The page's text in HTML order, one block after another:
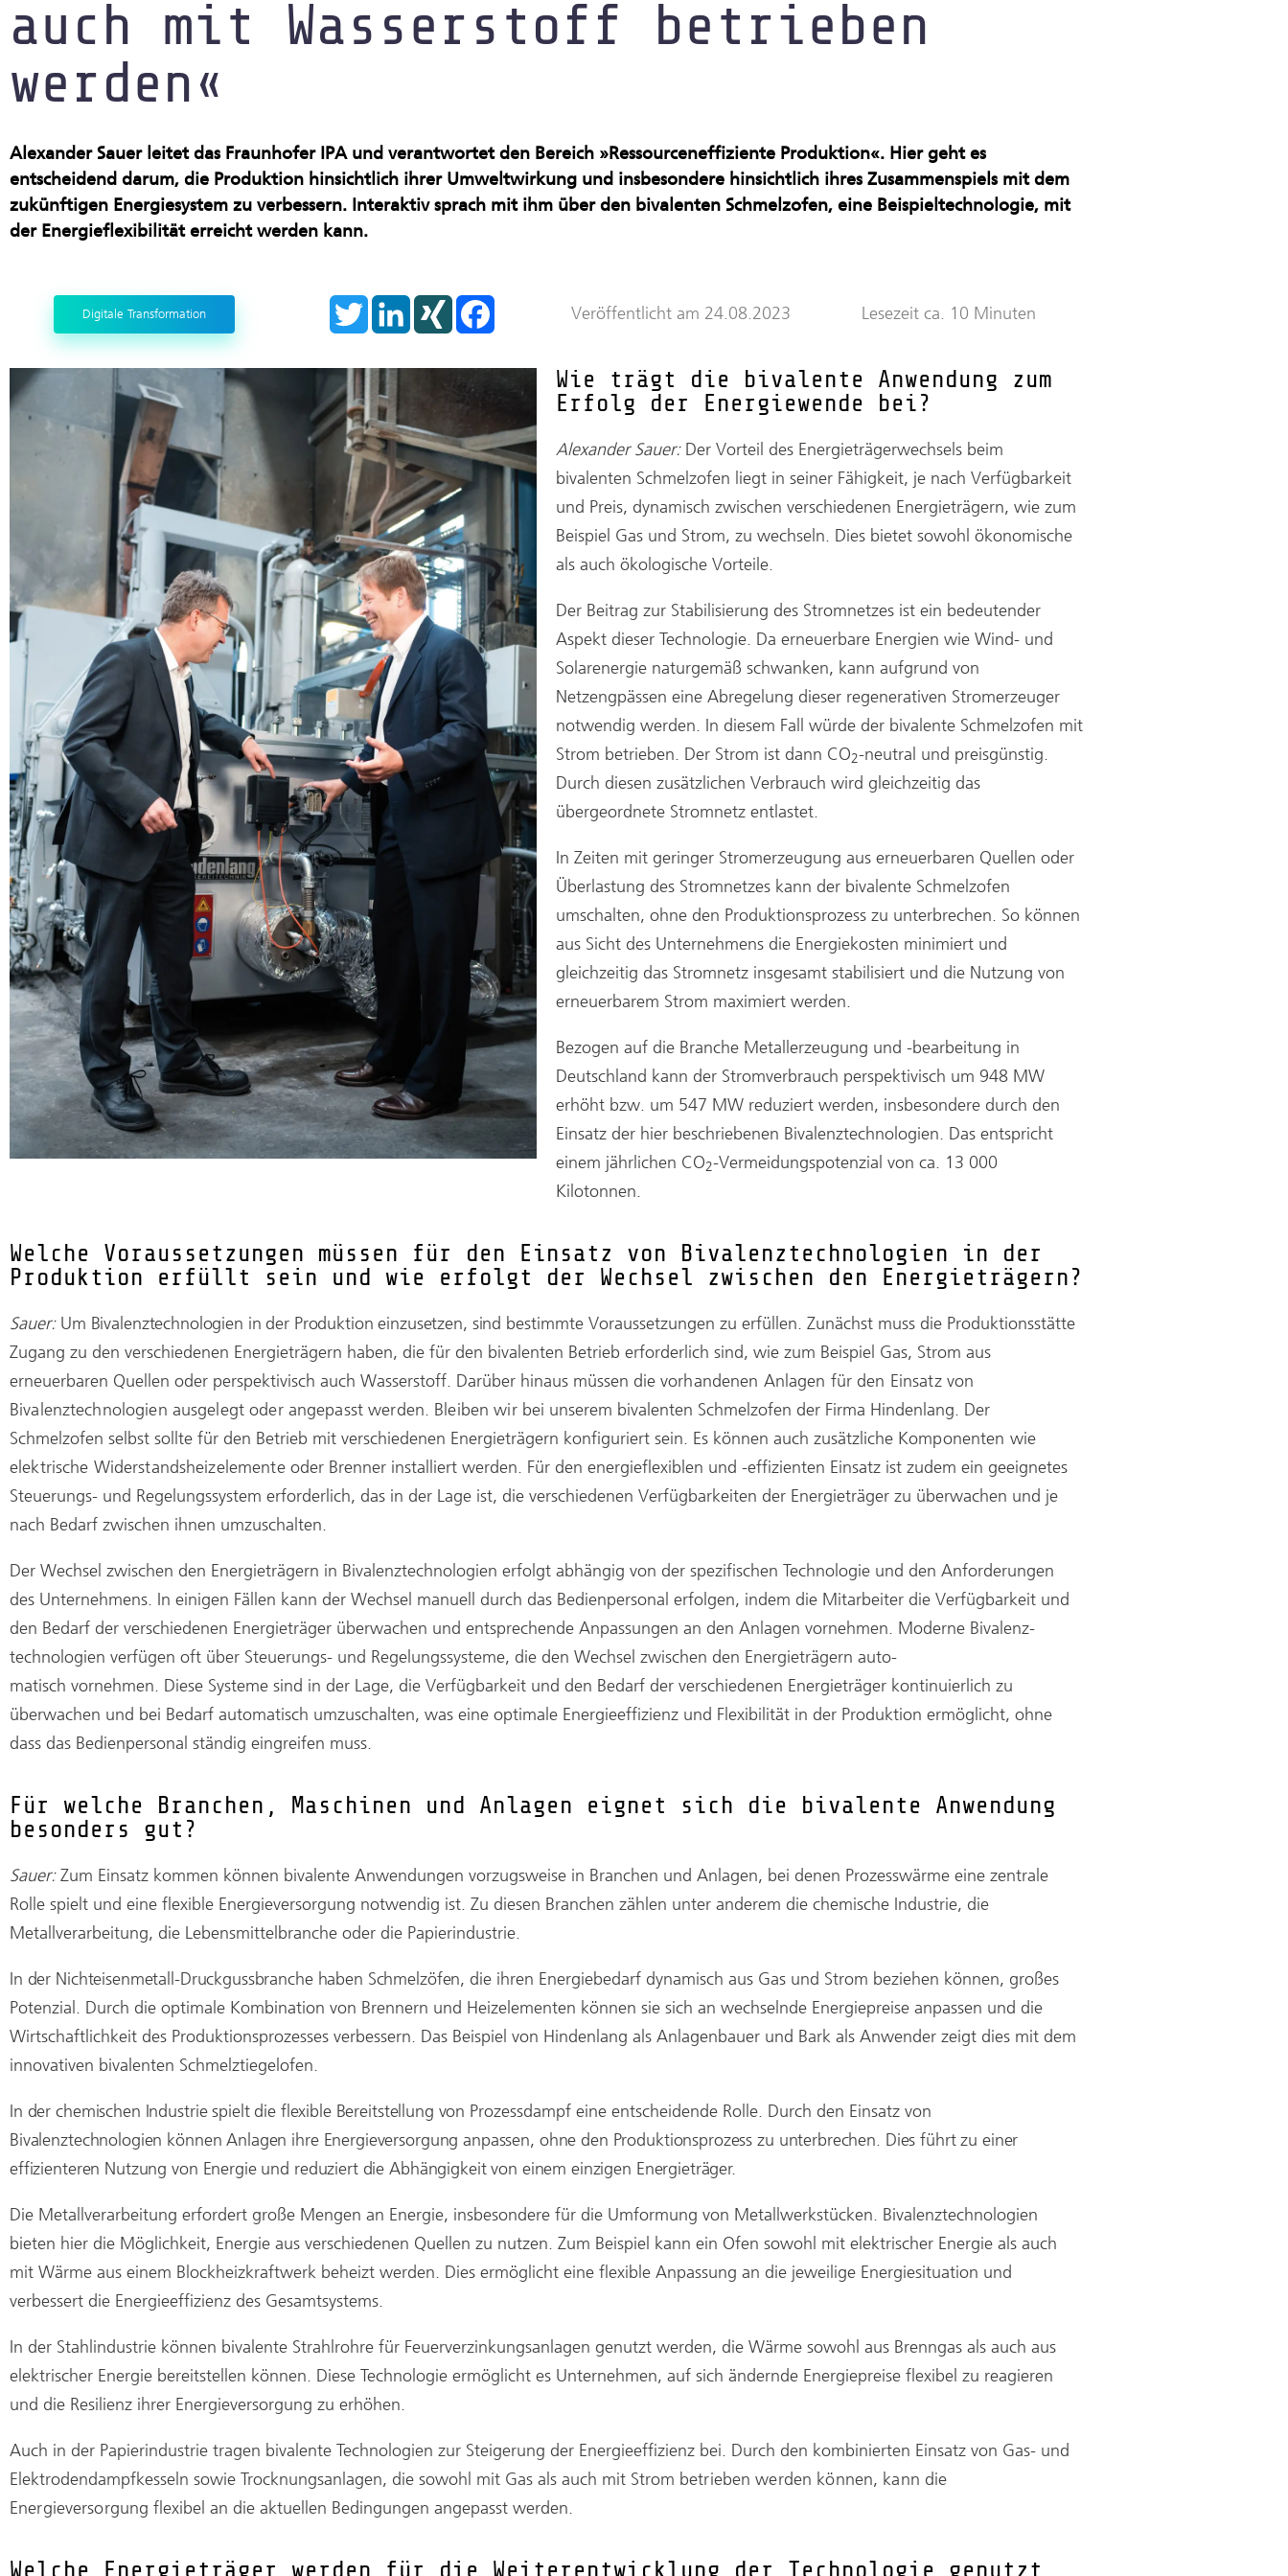
Produktion im Rein- und Trockenraum
Start-ups
auch mit Wasserstoff betrieben
werden«
Alexander Sauer leitet das Fraunhofer IPA und verantwortet den Bereich »Ressourceneffiziente Produktion«. Hier geht es
entscheidend darum, die Produktion hinsichtlich ihrer Umweltwirkung und insbesondere hinsichtlich ihres Zusammenspiels mit dem
zukünftigen Energiesystem zu verbessern. Interaktiv sprach mit ihm über den bivalenten Schmelzofen, eine Beispieltechnologie, mit
der Energieflexibilität erreicht werden kann.
Digitale Transformation
T
t
L
n
e
X
N
b
Veröffentlicht am 24.08.2023 Lesezeit ca. 10 Minuten
Wie trägt die bivalente Anwendung zum
Erfolg der Energiewende bei?
Alexander Sauer: Der Vorteil des Energieträgerwechsels beim
bivalenten Schmelzofen liegt in seiner Fähigkeit, je nach Verfügbarkeit
und Preis, dynamisch zwischen verschiedenen Energieträgern, wie zum
Beispiel Gas und Strom, zu wechseln. Dies bietet sowohl ökonomische
als auch ökologische Vorteile.
Der Beitrag zur Stabilisierung des Stromnetzes ist ein bedeutender
Aspekt dieser Technologie. Da erneuerbare Energien wie Wind- und
Solarenergie naturgemäß schwanken, kann aufgrund von
Netzengpässen eine Abregelung dieser regenerativen Stromerzeuger
notwendig werden. In diesem Fall würde der bivalente Schmelzofen mit
Strom betrieben. Der Strom ist dann CO2-neutral und preisgünstig.
Durch diesen zusätzlichen Verbrauch wird gleichzeitig das
übergeordnete Stromnetz entlastet.
In Zeiten mit geringer Stromerzeugung aus erneuerbaren Quellen oder
Überlastung des Stromnetzes kann der bivalente Schmelzofen
umschalten, ohne den Produktionsprozess zu unterbrechen. So können
aus Sicht des Unternehmens die Energiekosten minimiert und
gleichzeitig das Stromnetz insgesamt stabilisiert und die Nutzung von
erneuerbarem Strom maximiert werden.
Bezogen auf die Branche Metallerzeugung und -bearbeitung in
Deutschland kann der Stromverbrauch perspektivisch um 948 MW
erhöht bzw. um 547 MW reduziert werden, insbesondere durch den
Einsatz der hier beschriebenen Bivalenztechnologien. Das entspricht
einem jährlichen CO2-Vermeidungspotenzial von ca. 13 000
Kilotonnen.
Welche Voraussetzungen müssen für den Einsatz von Bivalenztechnologien in der
Produktion erfüllt sein und wie erfolgt der Wechsel zwischen den Energieträgern?
Sauer: Um Bivalenztechnologien in der Produktion einzusetzen, sind bestimmte Voraussetzungen zu erfüllen. Zunächst muss die Produktionsstätte
Zugang zu den verschiedenen Energieträgern haben, die für den bivalenten Betrieb erforderlich sind, wie zum Beispiel Gas, Strom aus
erneuerbaren Quellen oder perspektivisch auch Wasserstoff. Darüber hinaus müssen die vorhandenen Anlagen für den Einsatz von
Bivalenztechnologien ausgelegt oder angepasst werden. Bleiben wir bei unserem bivalenten Schmelzofen der Firma Hindenlang. Der
Schmelzofen selbst sollte für den Betrieb mit verschiedenen Energieträgern konfiguriert sein. Es können auch zusätzliche Komponenten wie
elektrische Widerstandsheizelemente oder Brenner installiert werden. Für den energieflexiblen und -effizienten Einsatz ist zudem ein geeignetes
Steuerungs- und Regelungssystem erforderlich, das in der Lage ist, die verschiedenen Verfügbarkeiten der Energieträger zu überwachen und je
nach Bedarf zwischen ihnen umzuschalten.
Der Wechsel zwischen den Energieträgern in Bivalenztechnologien erfolgt abhängig von der spezifischen Technologie und den Anforderungen
des Unternehmens. In einigen Fällen kann der Wechsel manuell durch das Bedienpersonal erfolgen, indem die Mitarbeiter die Verfügbarkeit und
den Bedarf der verschiedenen Energieträger überwachen und entsprechende Anpassungen an den Anlagen vornehmen. Moderne Bivalenz-
technologien verfügen oft über Steuerungs- und Regelungssysteme, die den Wechsel zwischen den Energieträgern auto-
matisch vornehmen. Diese Systeme sind in der Lage, die Verfügbarkeit und den Bedarf der verschiedenen Energieträger kontinuierlich zu
überwachen und bei Bedarf automatisch umzuschalten, was eine optimale Energieeffizienz und Flexibilität in der Produktion ermöglicht, ohne
dass das Bedienpersonal ständig eingreifen muss.
Für welche Branchen, Maschinen und Anlagen eignet sich die bivalente Anwendung
besonders gut?
Sauer:Zum Einsatz kommen können bivalente Anwendungen vorzugsweise in Branchen und Anlagen, bei denen Prozesswärme eine zentrale
Rolle spielt und eine flexible Energieversorgung notwendig ist. Zu diesen Branchen zählen unter anderem die chemische Industrie, die
Metallverarbeitung, die Lebensmittelbranche oder die Papierindustrie.
In der Nichteisenmetall-Druckgussbranche haben Schmelzöfen, die ihren Energiebedarf dynamisch aus Gas und Strom beziehen können, großes
Potenzial. Durch die optimale Kombination von Brennern und Heizelementen können sie sich an wechselnde Energiepreise anpassen und die
Wirtschaftlichkeit des Produktionsprozesses verbessern. Das Beispiel von Hindenlang als Anlagenbauer und Bark als Anwender zeigt dies mit dem
innovativen bivalenten Schmelztiegelofen.
In der chemischen Industrie spielt die flexible Bereitstellung von Prozessdampf eine entscheidende Rolle. Durch den Einsatzvon
Bivalenztechnologien können Anlagen ihre Energieversorgung anpassen, ohne den Produktionsprozess zu unterbrechen. Dies führt zu einer
effizienteren Nutzung von Energie und reduziert die Abhängigkeit von einem einzigen Energieträger.
Die Metallverarbeitung erfordert große Mengen an Energie, insbesondere für die Umformung von Metallwerkstücken. Bivalenztechnologien
bieten hier die Möglichkeit, Energie aus verschiedenen Quellen zu nutzen. Zum Beispiel kann ein Ofen sowohl mit elektrischer Energie als auch
mit Wärme aus einem Blockheizkraftwerk beheizt werden. Dies ermöglicht eine flexible Anpassung an die jeweilige Energiesituation und
verbessert die Energieeffizienz des Gesamtsystems.
In der Stahlindustrie können bivalente Strahlrohre für Feuerverzinkungsanlagen genutzt werden, die Wärme sowohl aus Brenngas als auch aus
elektrischer Energie bereitstellen können. Diese Technologie ermöglicht es Unternehmen, auf sich ändernde Energiepreise flexibel zu reagieren
und die Resilienz ihrer Energieversorgung zu erhöhen.
Auch in der Papierindustrie tragen bivalente Technologien zur Steigerung der Energieeffizienz bei. Durch den kombinierten Einsatz von Gas- und
Elektrodendampfkesseln sowie Trocknungsanlagen, die sowohl mit Gas als auch mit Strom betrieben werden können, kann die
Energieversorgungflexibel an die aktuellen Bedingungen angepasst werden.
Welche Energieträger werden für die Weiterentwicklung der Technologie genutzt